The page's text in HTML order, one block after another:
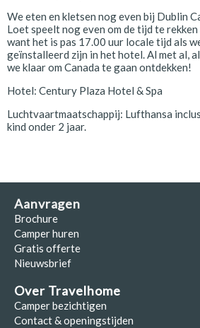
We eten en kletsen nog even bij Dublin
Loet speelt nog even om de tijd te
want het is pas 17.00 uur locale tijd als
geïnstalleerd zijn in het hotel. Al met al,
we klaar om Canada te gaan ontdekken!
Hotel: Century Plaza Hotel & Spa
Luchtvaartmaatschappij: Lufthansa
kind onder 2 jaar.
Aanvragen
Brochure
Camper huren
Gratis offerte
Nieuwsbrief
Over Travelhome
Camper bezichtigen
Contact & openingstijden